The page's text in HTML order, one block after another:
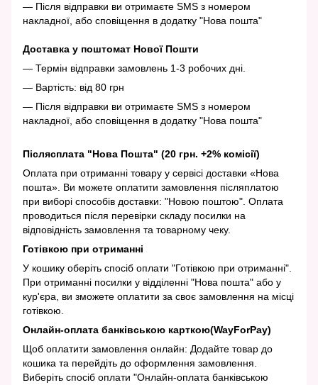
— Після відправки ви отримаєте SMS з номером
накладної, або сповіщення в додатку "Нова пошта"
Доставка у поштомат Нової Пошти
— Термін відправки замовлень 1-3 робочих дні.
— Вартість: від 80 грн
— Після відправки ви отримаєте SMS з номером
накладної, або сповіщення в додатку "Нова пошта"
Післясплата "Нова Пошта" (20 грн. +2% комісії)
Оплата при отриманні товару у сервісі доставки «Нова
пошта». Ви можете оплатити замовлення післяплатою
при виборі способів доставки: "Новою поштою". Оплата
проводиться після перевірки складу посилки на
відповідність замовлення та товарному чеку.
Готівкою при отриманні
У кошику оберіть спосіб оплати "Готівкою при отриманні".
При отриманні посилки у відділенні "Нова пошта" або у
кур'єра, ви зможете оплатити за своє замовлення на місці
готівкою.
Онлайн-оплата банківською карткою(WayForPay)
Щоб оплатити замовлення онлайн: Додайте товар до
кошика та перейдіть до оформлення замовлення.
Виберіть спосіб оплати "Онлайн-оплата банківською